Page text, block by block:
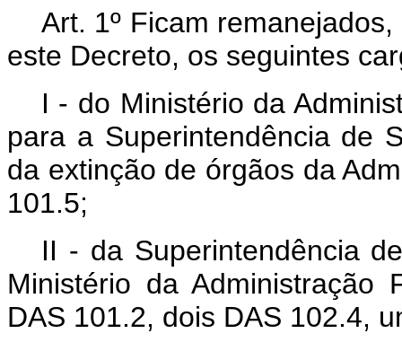
Art. 1º Ficam
este Decreto, os seguintes
I - do Ministério da
para a Superintendência de
da extinção de órgãos da
101.5;
II - da Superintendência
Ministério da Administração
DAS 101.2, dois DAS 102.4,